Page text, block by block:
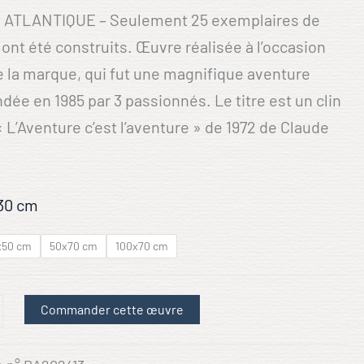
ATLANTIQUE – Seulement 25 exemplaires de
été construits. Œuvre réalisée à l’occasion
la marque, qui fut une magnifique aventure
en 1985 par 3 passionnés. Le titre est un clin
c’est l’aventure » de 1972 de Claude
cm
cm 50x70 cm 100x70 cm
Commander cette œuvre